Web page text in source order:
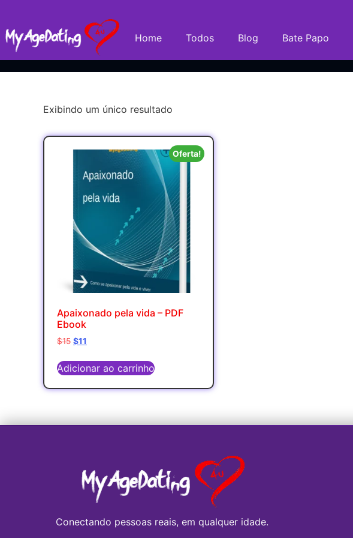
Home Todos Blog Bate Papo
Exibindo um único resultado
Oferta!
Apaixonado pela vida – PDF
Ebook
$15 $11
Adicionar ao carrinho
Conectando pessoas reais, em qualquer idade.